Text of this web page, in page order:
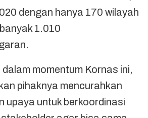
dengan hanya 170 wilayah
1.010
momentum Kornas ini,
pihaknya mencurahkan
upaya untuk berkoordinasi